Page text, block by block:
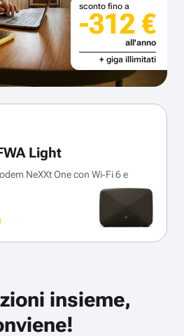
sconto fino a
-312 €
all'anno
+ giga illimitati
Light
NeXXt One con Wi‑Fi 6 e
insieme,